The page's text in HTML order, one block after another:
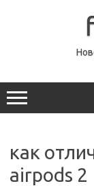
как
airpods 2